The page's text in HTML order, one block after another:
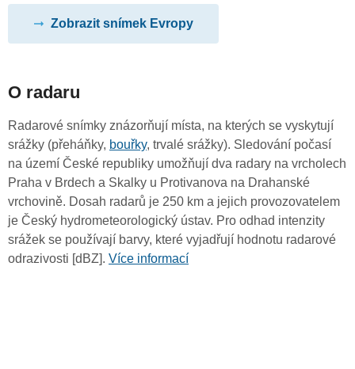
Zobrazit snímek Evropy
O radaru
Radarové snímky znázorňují místa, na kterých se vyskytují
srážky (přeháňky, bouřky, trvalé srážky). Sledování počasí
na území České republiky umožňují dva radary na vrcholech
Praha v Brdech a Skalky u Protivanova na Drahanské
vrchovině. Dosah radarů je 250 km a jejich provozovatelem
je Český hydrometeorologický ústav. Pro odhad intenzity
srážek se používají barvy, které vyjadřují hodnotu radarové
odrazivosti [dBZ]. Více informací